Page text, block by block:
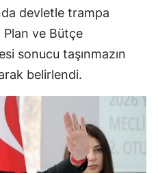
devletle trampa
Plan ve Bütçe
sonucu taşınmazın
belirlendi.